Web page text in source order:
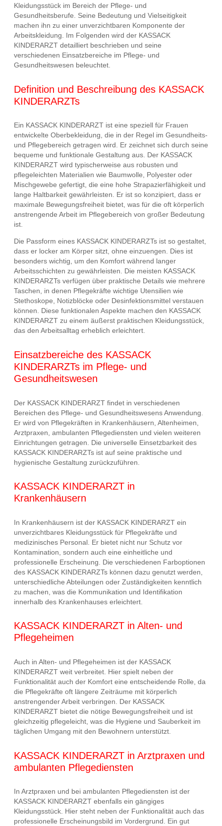
Kleidungsstück im Bereich der Pflege- und
Gesundheitsberufe. Seine Bedeutung und Vielseitigkeit
machen ihn zu einer unverzichtbaren Komponente der
Arbeitskleidung. Im Folgenden wird der KASSACK
KINDERARZT detailliert beschrieben und seine
verschiedenen Einsatzbereiche im Pflege- und
Gesundheitswesen beleuchtet.
Definition und Beschreibung des KASSACK
KINDERARZTs
Ein KASSACK KINDERARZT ist eine speziell für Frauen
entwickelte Oberbekleidung, die in der Regel im Gesundheits-
und Pflegebereich getragen wird. Er zeichnet sich durch seine
bequeme und funktionale Gestaltung aus. Der KASSACK
KINDERARZT wird typischerweise aus robusten und
pflegeleichten Materialien wie Baumwolle, Polyester oder
Mischgewebe gefertigt, die eine hohe Strapazierfähigkeit und
lange Haltbarkeit gewährleisten. Er ist so konzipiert, dass er
maximale Bewegungsfreiheit bietet, was für die oft körperlich
anstrengende Arbeit im Pflegebereich von großer Bedeutung
ist.
Die Passform eines KASSACK KINDERARZTs ist so gestaltet,
dass er locker am Körper sitzt, ohne einzuengen. Dies ist
besonders wichtig, um den Komfort während langer
Arbeitsschichten zu gewährleisten. Die meisten KASSACK
KINDERARZTs verfügen über praktische Details wie mehrere
Taschen, in denen Pflegekräfte wichtige Utensilien wie
Stethoskope, Notizblöcke oder Desinfektionsmittel verstauen
können. Diese funktionalen Aspekte machen den KASSACK
KINDERARZT zu einem äußerst praktischen Kleidungsstück,
das den Arbeitsalltag erheblich erleichtert.
Einsatzbereiche des KASSACK
KINDERARZTs im Pflege- und
Gesundheitswesen
Der KASSACK KINDERARZT findet in verschiedenen
Bereichen des Pflege- und Gesundheitswesens Anwendung.
Er wird von Pflegekräften in Krankenhäusern, Altenheimen,
Arztpraxen, ambulanten Pflegediensten und vielen weiteren
Einrichtungen getragen. Die universelle Einsetzbarkeit des
KASSACK KINDERARZTs ist auf seine praktische und
hygienische Gestaltung zurückzuführen.
KASSACK KINDERARZT in
Krankenhäusern
In Krankenhäusern ist der KASSACK KINDERARZT ein
unverzichtbares Kleidungsstück für Pflegekräfte und
medizinisches Personal. Er bietet nicht nur Schutz vor
Kontamination, sondern auch eine einheitliche und
professionelle Erscheinung. Die verschiedenen Farboptionen
des KASSACK KINDERARZTs können dazu genutzt werden,
unterschiedliche Abteilungen oder Zuständigkeiten kenntlich
zu machen, was die Kommunikation und Identifikation
innerhalb des Krankenhauses erleichtert.
KASSACK KINDERARZT in Alten- und
Pflegeheimen
Auch in Alten- und Pflegeheimen ist der KASSACK
KINDERARZT weit verbreitet. Hier spielt neben der
Funktionalität auch der Komfort eine entscheidende Rolle, da
die Pflegekräfte oft längere Zeiträume mit körperlich
anstrengender Arbeit verbringen. Der KASSACK
KINDERARZT bietet die nötige Bewegungsfreiheit und ist
gleichzeitig pflegeleicht, was die Hygiene und Sauberkeit im
täglichen Umgang mit den Bewohnern unterstützt.
KASSACK KINDERARZT in Arztpraxen und
ambulanten Pflegediensten
In Arztpraxen und bei ambulanten Pflegediensten ist der
KASSACK KINDERARZT ebenfalls ein gängiges
Kleidungsstück. Hier steht neben der Funktionalität auch das
professionelle Erscheinungsbild im Vordergrund. Ein gut